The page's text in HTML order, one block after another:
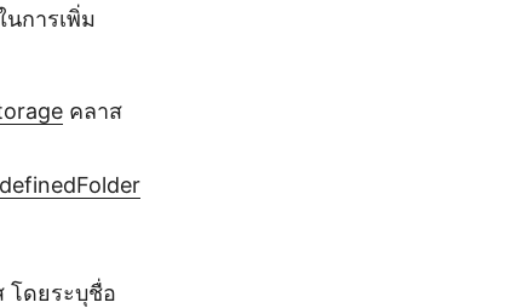
การเพิ่ม
คลาส
โดยระบุชื่อ